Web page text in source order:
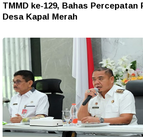
TMMD ke-129, Bahas Percepatan
Desa Kapal Merah